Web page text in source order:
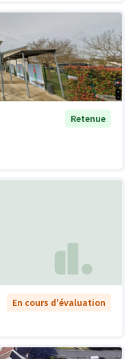
Retenue
En cours d'évaluation